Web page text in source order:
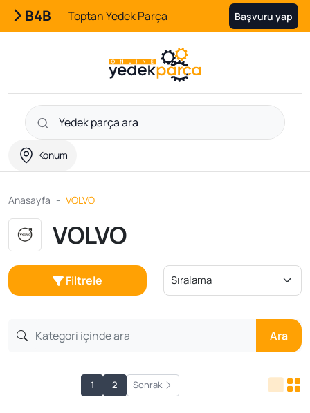
B4B Toptan Yedek Parça Başvuru yap
Konum
Anasayfa VOLVO
VOLVO
Filtrele
Ara
1 2 Sonraki